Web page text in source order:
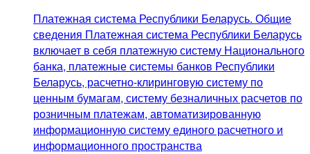
Платежная система Республики Беларусь. Общие
сведения Платежная система Республики Беларусь
включает в себя платежную систему Национального
банка, платежные системы банков Республики
Беларусь, расчетно-клиринговую систему по
ценным бумагам, систему безналичных расчетов по
розничным платежам, автоматизированную
информационную систему единого расчетного и
информационного пространства